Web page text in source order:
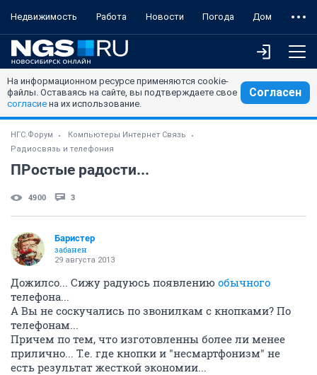
Недвижимость Работа Новости Погода Дом
На информационном ресурсе применяются cookie-
файлы. Оставаясь на сайте, вы подтверждаете свое
согласие на их использование.
Согласен
НГС.Форум
Компьютеры Интернет Связь
Радиосвязь и телефония
ПРостые радости...
4900 3
Баристер
забанен
29 августа 2013
Дожилсо... Сижу радуюсь появлению обычного
телефона...
А Вы не соскучались по звонилкам с кнопками? По
телефонам...
Причем по тем, что изготовленны более ли менее
прилично... Т.е. где кнопки и "несмартфонизм" не
есть результат жесткой экономии...